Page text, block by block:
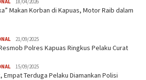
Makan Korban di Kapuas, Motor Raib dalam
21/09/2025
Polres Kapuas Ringkus Pelaku Curat
15/09/2025
Terduga Pelaku Diamankan Polisi